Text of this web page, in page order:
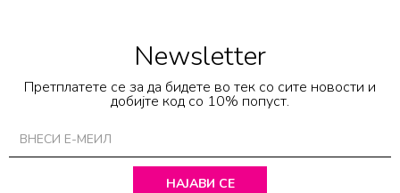
Newsletter
Претплатете се за да бидете во тек со сите новости и
добијте код со 10% попуст.
НАЈАВИ СЕ